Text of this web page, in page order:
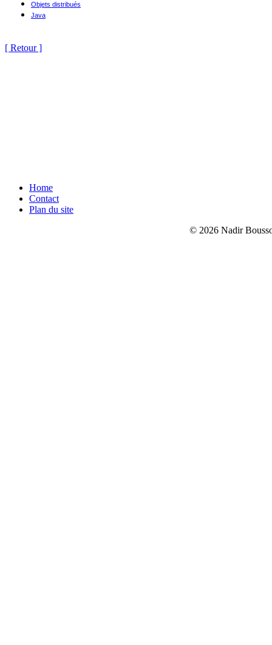
Objets distribués
Java
[ Retour ]
Home
Contact
Plan du site
© 2026 Nadir